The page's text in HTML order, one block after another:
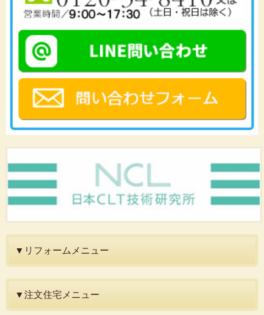
▼リフォームメニュー
▼注文住宅メニュー